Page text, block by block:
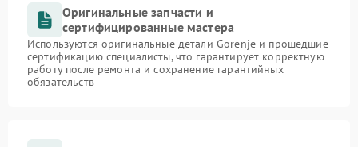
Оригинальные запчасти и
сертифицированные мастера
Используются оригинальные детали Gorenje и прошедшие
сертификацию специалисты, что гарантирует корректную
работу после ремонта и сохранение гарантийных
обязательств